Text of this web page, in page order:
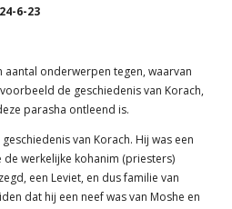
6-23
aantal onderwerpen tegen, waarvan
de geschiedenis van Korach,
parasha ontleend is.
van Korach. Hij was een
werkelijke kohanim (priesters)
een Leviet, en dus familie van
dat hij een neef was van Moshe en